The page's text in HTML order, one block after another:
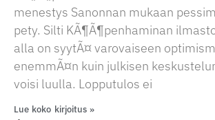
menestys Sanonnan mukaan
pety. Silti KÃ¶Ã¶penhaminan
alla on syytÃ¤ varovaiseen
enemmÃ¤n kuin julkisen
voisi luulla. Lopputulos ei
Lue koko kirjoitus »